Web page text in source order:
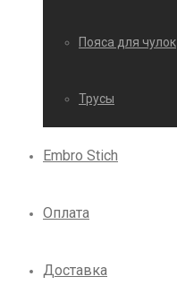
Пояса для чулок
Трусы
Embro Stich
Оплата
Доставка